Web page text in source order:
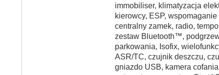
immobiliser, klimatyzacja
kierowcy, ESP,
centralny zamek, radio,
zestaw Bluetooth™,
parkowania, Isofix,
ASR/TC, czujnik deszczu,
gniazdo USB, kamera